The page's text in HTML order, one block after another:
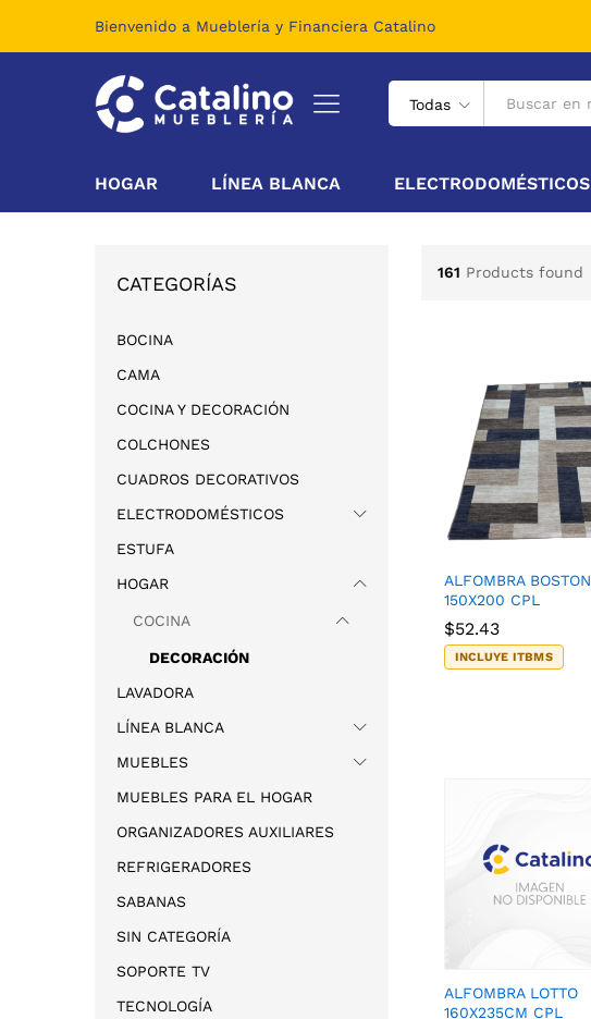
Bienvenido a Mueblería y Financiera Catalino
Todas
HOGAR LÍNEA BLANCA ELECTRODOMÉSTICOS
161 Products found
ALFOMBRA BOSTON
150X200 CPL
$52.43
INCLUYE ITBMS
$52.43
ALFOMBRA LOTTO
160X235CM CPL
CATEGORÍAS
BOCINA
CAMA
COCINA Y DECORACIÓN
COLCHONES
CUADROS DECORATIVOS
ELECTRODOMÉSTICOS
ESTUFA
HOGAR
COCINA
DECORACIÓN
LAVADORA
LÍNEA BLANCA
MUEBLES
MUEBLES PARA EL HOGAR
ORGANIZADORES AUXILIARES
REFRIGERADORES
SABANAS
SIN CATEGORÍA
SOPORTE TV
TECNOLOGÍA